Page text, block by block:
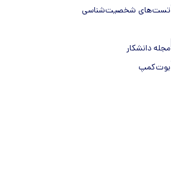
تست‌های شخصیت‌شناسی
مجله دانشکار
بوت‌کمپ